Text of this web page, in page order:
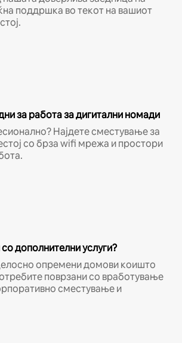
поддршка во текот на вашиот
за работа за дигитални номади
Најдете сместување за
со брза wifi мрежа и простори
дополнителни услуги?
опремени домови коишто
поврзани со вработување
сместување и